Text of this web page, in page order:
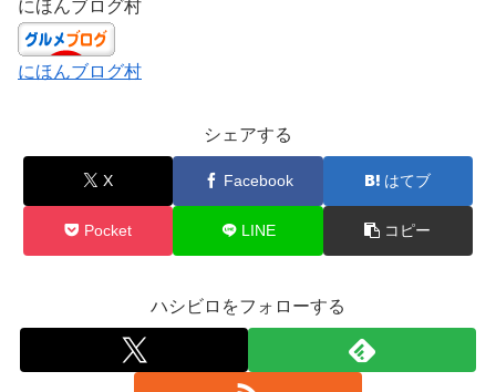
にほんブログ村
にほんブログ村
シェアする
X Facebook はてブ
Pocket LINE コピー
ハシビロをフォローする